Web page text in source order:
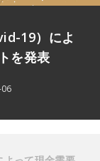
19）によ
を発表